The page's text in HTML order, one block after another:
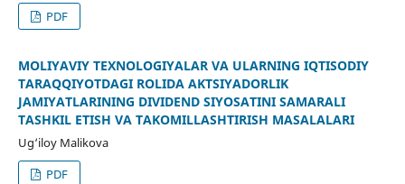
PDF
MOLIYAVIY TEXNOLOGIYALAR VA ULARNING IQTISODIY
TARAQQIYOTDAGI ROLIDA AKTSIYADORLIK
JAMIYATLARINING DIVIDEND SIYOSATINI SAMARALI
TASHKIL ETISH VA TAKOMILLASHTIRISH MASALALARI
Ug‘iloy Malikova
PDF